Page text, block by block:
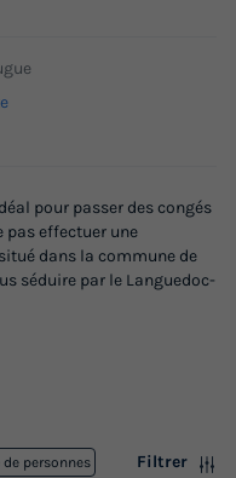
pour passer des congés
pas effectuer une
dans la commune de
séduire par le Languedoc-
de personnes Filtrer